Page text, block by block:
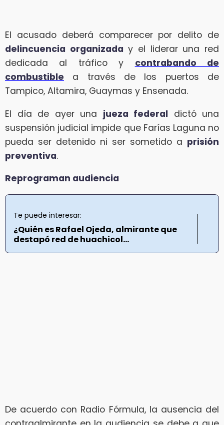
El acusado deberá comparecer por delito de
delincuencia organizada y el liderar una red
dedicada al tráfico y contrabando de
combustible a través de los puertos de
Tampico, Altamira, Guaymas y Ensenada.
El día de ayer una jueza federal dictó una
suspensión judicial impide que Farías Laguna no
pueda ser detenido ni ser sometido a prisión
preventiva.
Reprograman audiencia
Te puede interesar:
¿Quién es Rafael Ojeda, almirante que
destapó red de huachicol...
De acuerdo con Radio Fórmula, la ausencia del